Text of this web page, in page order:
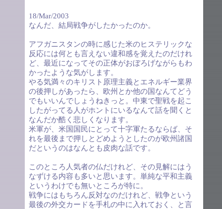
18/Mar/2003
なんだ、結局戦争がしたかったのか。
アフガニスタンの時に感じた米のヒステリックな
反応には何とも言えない違和感を覚えたのだけれ
ど、最近になってその正体がおぼろげながらもわ
かったような気がします。
やる気満々のキリスト原理主義とエネルギー業界
の後押しがあったら、欧州とか他の国なんてどう
でもいいんでしょうねきっと。中東で聖戦を起こ
したがってる人がホントにいるなんて話を聞くと
なんだか酷く悲しくなります。
米軍が、米国国民にとって十字軍たるならば、そ
れを最後まで押しとどめようとしたのが欧州諸国
だというのはなんとも皮肉な話です。
このところ人気者の仏だけれど、その見解にはう
なずける内容も多いと思います。単純な平和主義
というわけでも無いところが特に。
戦争にはもちろん反対なのだけれど、戦争という
最後の外交カードを手札の中に入れておく、と言